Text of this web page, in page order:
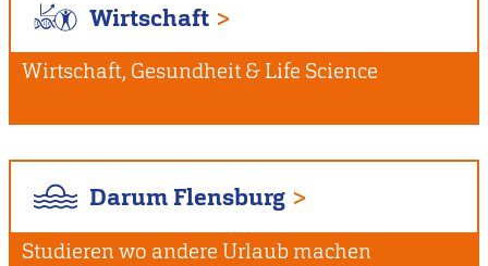
Wirtschaft
Wirtschaft, Gesundheit & Life Science
Darum Flensburg
Studieren wo andere Urlaub machen